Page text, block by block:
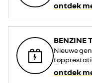
ontdek
BENZINE
Nieuwe
ontdek